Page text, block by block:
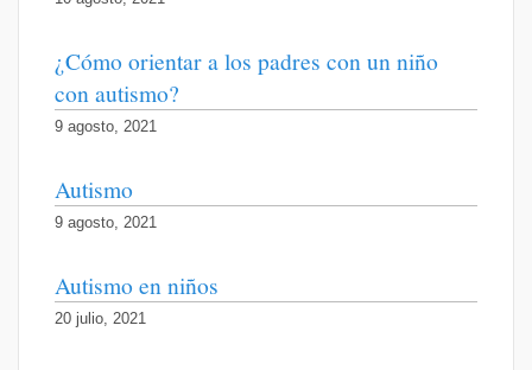
¿Cómo orientar a los padres con un niño
con autismo?
9 agosto, 2021
Autismo
9 agosto, 2021
Autismo en niños
20 julio, 2021